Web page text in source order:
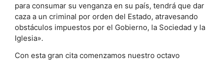
para consumar su venganza en su país, tendrá que dar
caza a un criminal por orden del Estado, atravesando
obstáculos impuestos por el Gobierno, la Sociedad y la
Iglesia».
Con esta gran cita comenzamos nuestro octavo